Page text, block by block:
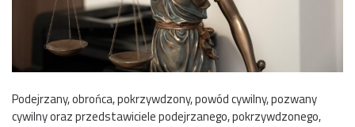
Podejrzany, obrońca, pokrzywdzony, powód cywilny, pozwany
cywilny oraz przedstawiciele podejrzanego, pokrzywdzonego,